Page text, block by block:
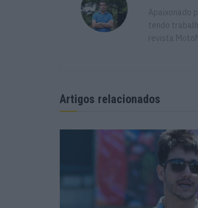
Apaixonado
tendo
revista
Artigos relacionados